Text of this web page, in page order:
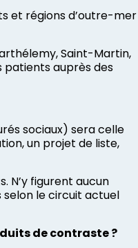
et régions d’outre-mer
Saint-Martin,
patients auprès des
sociaux) sera celle
un projet de liste,
N’y figurent aucun
le circuit actuel
de contraste ?